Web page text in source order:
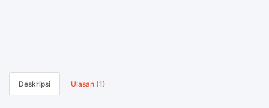
Deskripsi Ulasan (1)